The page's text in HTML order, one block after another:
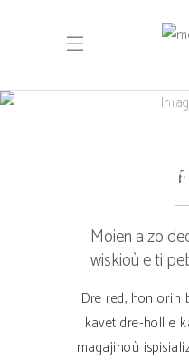
Moien a zo
wiskioù e ti
Dre red, hon orin
kavet dre-holl e
magajinoù